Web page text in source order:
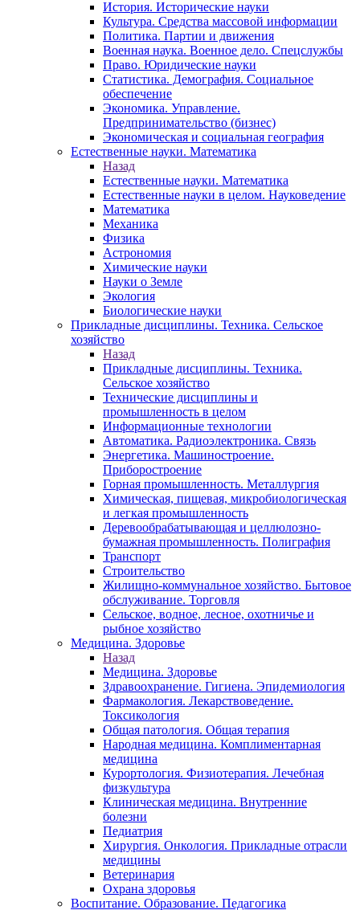
История. Исторические науки
Культура. Средства массовой информации
Политика. Партии и движения
Военная наука. Военное дело. Спецслужбы
Право. Юридические науки
Статистика. Демография. Социальное
обеспечение
Экономика. Управление.
Предпринимательство (бизнес)
Экономическая и социальная география
Естественные науки. Математика
Назад
Естественные науки. Математика
Естественные науки в целом. Науковедение
Математика
Механика
Физика
Астрономия
Химические науки
Науки о Земле
Экология
Биологические науки
Прикладные дисциплины. Техника. Сельское
хозяйство
Назад
Прикладные дисциплины. Техника.
Сельское хозяйство
Технические дисциплины и
промышленность в целом
Информационные технологии
Автоматика. Радиоэлектроника. Связь
Энергетика. Машиностроение.
Приборостроение
Горная промышленность. Металлургия
Химическая, пищевая, микробиологическая
и легкая промышленность
Деревообрабатывающая и целлюлозно-
бумажная промышленность. Полиграфия
Транспорт
Строительство
Жилищно-коммунальное хозяйство. Бытовое
обслуживание. Торговля
Сельское, водное, лесное, охотничье и
рыбное хозяйство
Медицина. Здоровье
Назад
Медицина. Здоровье
Здравоохранение. Гигиена. Эпидемиология
Фармакология. Лекарствоведение.
Токсикология
Общая патология. Общая терапия
Народная медицина. Комплиментарная
медицина
Курортология. Физиотерапия. Лечебная
физкультура
Клиническая медицина. Внутренние
болезни
Педиатрия
Хирургия. Онкология. Прикладные отрасли
медицины
Ветеринария
Охрана здоровья
Воспитание. Образование. Педагогика